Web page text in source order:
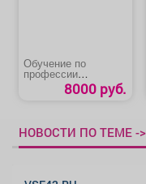
Обучение по
профессии
«Оператор
(машинист) крана-
8000 руб.
НОВОСТИ ПО ТЕМЕ